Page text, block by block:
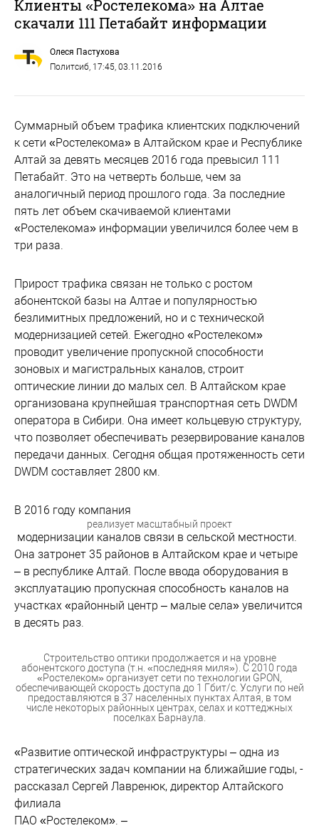
Клиенты «Ростелекома» на Алтае
скачали 111 Петабайт информации
Олеся Пастухова
Политсиб, 17:45, 03.11.2016
Суммарный объем трафика клиентских подключений
к сети «Ростелекома» в Алтайском крае и Республике
Алтай за девять месяцев 2016 года превысил 111
Петабайт. Это на четверть больше, чем за
аналогичный период прошлого года. За последние
пять лет объем скачиваемой клиентами
«Ростелекома» информации увеличился более чем в
три раза.
Прирост трафика связан не только с ростом
абонентской базы на Алтае и популярностью
безлимитных предложений, но и с технической
модернизацией сетей. Ежегодно «Ростелеком»
проводит увеличение пропускной способности
зоновых и магистральных каналов, строит
оптические линии до малых сел. В Алтайском крае
организована крупнейшая транспортная сеть DWDM
оператора в Сибири. Она имеет кольцевую структуру,
что позволяет обеспечивать резервирование каналов
передачи данных. Сегодня общая протяженность сети
DWDM составляет 2800 км.
В 2016 году компания
реализует масштабный проект
модернизации каналов связи в сельской местности.
Она затронет 35 районов в Алтайском крае и четыре
– в республике Алтай. После ввода оборудования в
эксплуатацию пропускная способность каналов на
участках «районный центр – малые села» увеличится
в десять раз.
Строительство оптики продолжается и на уровне
абонентского доступа (т.н. «последняя миля»). С 2010 года
«Ростелеком» организует сети по технологии GPON,
обеспечивающей скорость доступа до 1 Гбит/с. Услуги по ней
предоставляются в 37 населенных пунктах Алтая, в том
числе некоторых районных центрах, селах и коттеджных
поселках Барнаула.
«Развитие оптической инфраструктуры – одна из
стратегических задач компании на ближайшие годы, -
рассказал Сергей Лавренюк, директор Алтайского
филиала
ПАО «Ростелеком». –